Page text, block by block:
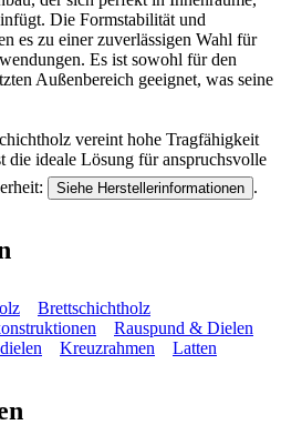
Die Formstabilität und
es zu einer zuverlässigen Wahl für
Es ist sowohl für den
Außenbereich geeignet, was seine
vereint hohe Tragfähigkeit
die ideale Lösung für anspruchsvolle
Siehe Herstellerinformationen .
Brettschichtholz
Rauspund & Dielen
Kreuzrahmen
Latten